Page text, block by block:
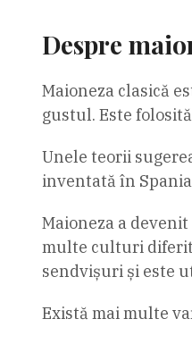
Despre
Maioneza clasică
gustul. Este
Unele teorii
inventată în
Maioneza a
multe culturi
sendvișuri și este
Există mai multe